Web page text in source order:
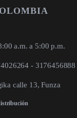
a.m. a 5:00 p.m.
- 3176456888
calle 13, Funza